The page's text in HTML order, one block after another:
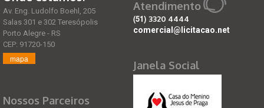
Av. Eng. Ludolfo Boehl, 205
Salas 301 e 302 Teresópolis
Porto Alegre - RS
CEP: 91720-150
mapa
Nossos Parceiros
Atendimento
(51) 3320 4444
comercial@licitacao.net
Janela Social